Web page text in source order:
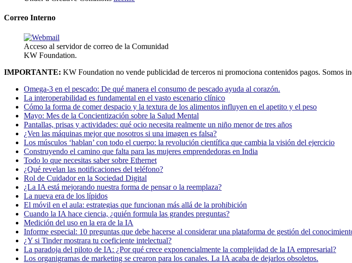
Correo Interno
Acceso al servidor de correo de la Comunidad
KW Foundation.
IMPORTANTE: KW Foundation no vende publicidad de terceros ni promociona contenidos pagos. Somos
Omega-3 en el pescado: De qué manera el consumo de pescado ayuda al corazón.
La interoperabilidad es fundamental en el vasto escenario clínico
Cómo la forma de comer despacio y la textura de los alimentos influyen en el apetito y el peso
Mayo: Mes de la Concientización sobre la Salud Mental
Pantallas, prisas y actividades: qué ocio necesita realmente un niño menor de tres años
¿Ven las máquinas mejor que nosotros si una imagen es falsa?
Los músculos ‘hablan’ con todo el cuerpo: la revolución científica que cambia la visión del ejercicio
Construyendo el camino que falta para las mujeres emprendedoras en India
Todo lo que necesitas saber sobre Ethernet
¿Qué revelan las notificaciones del teléfono?
Rol de Cuidador en la Sociedad Digital
¿La IA está mejorando nuestra forma de pensar o la reemplaza?
La nueva era de los lípidos
El móvil en el aula: estrategias que funcionan más allá de la prohibición
Cuando la IA hace ciencia, ¿quién formula las grandes preguntas?
Medición del uso en la era de la IA
Informe especial: 10 preguntas que debe hacerse al considerar una plataforma de gestión del
¿Y si Tinder mostrara tu coeficiente intelectual?
La paradoja del piloto de IA: ¿Por qué crece exponencialmente la complejidad de la IA empresarial?
Los organigramas de marketing se crearon para los canales. La IA acaba de dejarlos obsoletos.